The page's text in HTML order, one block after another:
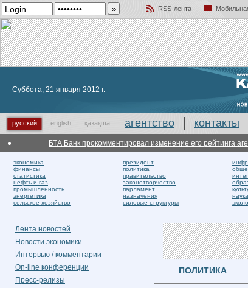
RSS-лента
Суббота, 21 января 2012 г.
русский english қазақша агентство контакты
БТА Банк прокомментировал изменение его рейтинга
экономика
финансы
статистика
нефть и газ
промышленность
энергетика
сельское хозяйство
президент
политика
правительство
законотворчество
парламент
назначения
силовые структуры
наука
Лента новостей
Новости экономики
Интервью / комментарии
On-line конференции
Пресс-релизы
ПОЛИТИКА